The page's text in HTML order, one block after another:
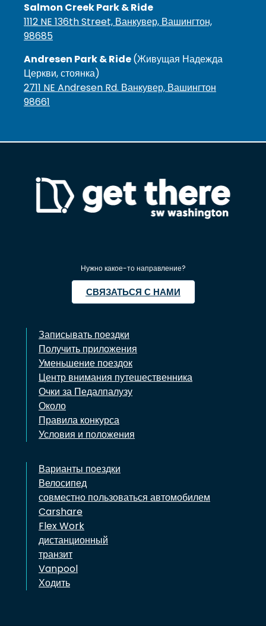
Salmon Creek Park & Ride
1112 NE 136th Street, Ванкувер, Вашингтон,
98685
Andresen Park & Ride(Живущая Надежда
Церкви, стоянка)
2711 NE Andresen Rd. Ванкувер, Вашингтон
98661
Записывать поездки
Получить приложения
Уменьшение поездок
Центр внимания путешественника
Очки за Педалпалузу
Около
Правила конкурса
Условия и положения
Варианты поездки
Велосипед
совместно пользоваться автомобилем
Carshare
Flex Work
дистанционный
транзит
Vanpool
Ходить
Нужно какое-то направление?
СВЯЗАТЬСЯ С НАМИ